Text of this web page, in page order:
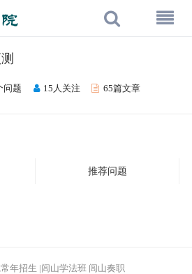
问题 15人关注 65篇文章
推荐问题
年招生 |闾山学法班 闾山奏职